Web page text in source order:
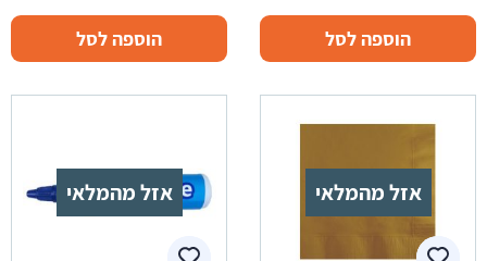
הוספה לסל הוספה לסל
אזל מהמלאי אזל מהמלאי